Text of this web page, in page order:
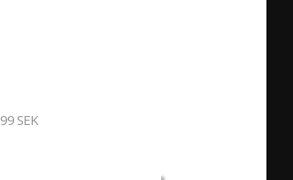
99 SEK